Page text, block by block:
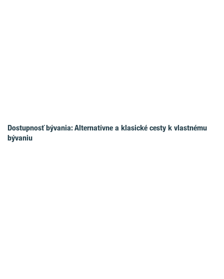
Dostupnosť bývania: Alternatívne a klasické cesty k vlastnému
bývaniu